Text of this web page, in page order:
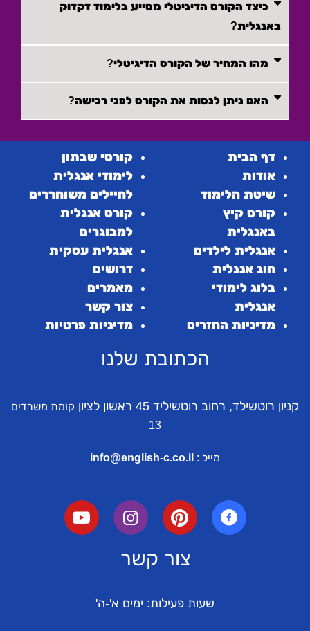
כיצד הקורס הדיגיטלי מסייע בלימוד דקדוק
באנגלית?
מהו המחיר של הקורס הדיגיטלי?
האם ניתן לנסות את הקורס לפני רכישה?
דף הבית
אודות
שיטת הלימוד
קורס קיץ
באנגלית
אנגלית לילדים
חוג אנגלית
בלוג לימודי
אנגלית
מדיניות החזרים
קורסי שבתון
לימודי אנגלית
לחיילים משוחררים
קורס אנגלית
למבוגרים
אנגלית עסקית
דרושים
מאמרים
צור קשר
מדיניות פרטיות
הכתובת שלנו
קניון רוטשילד, רחוב רוטשיליד 45 ראשון לציון
קומת משרדים
13
מייל : info@english-c.co.il
צור קשר
שעות פעילות: ימים א'-ה'